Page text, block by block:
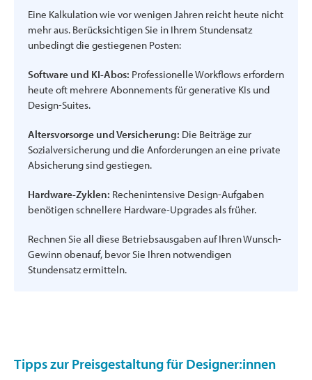
Eine Kalkulation wie vor wenigen Jahren reicht heute nicht
mehr aus. Berücksichtigen Sie in Ihrem Stundensatz
unbedingt die gestiegenen Posten:
Software und KI-Abos: Professionelle Workflows erfordern
heute oft mehrere Abonnements für generative KIs und
Design-Suites.
Altersvorsorge und Versicherung: Die Beiträge zur
Sozialversicherung und die Anforderungen an eine private
Absicherung sind gestiegen.
Hardware-Zyklen: Rechenintensive Design-Aufgaben
benötigen schnellere Hardware-Upgrades als früher.
Rechnen Sie all diese Betriebsausgaben auf Ihren Wunsch-
Gewinn obenauf, bevor Sie Ihren notwendigen
Stundensatz ermitteln.
Tipps zur Preisgestaltung für Designer:innen